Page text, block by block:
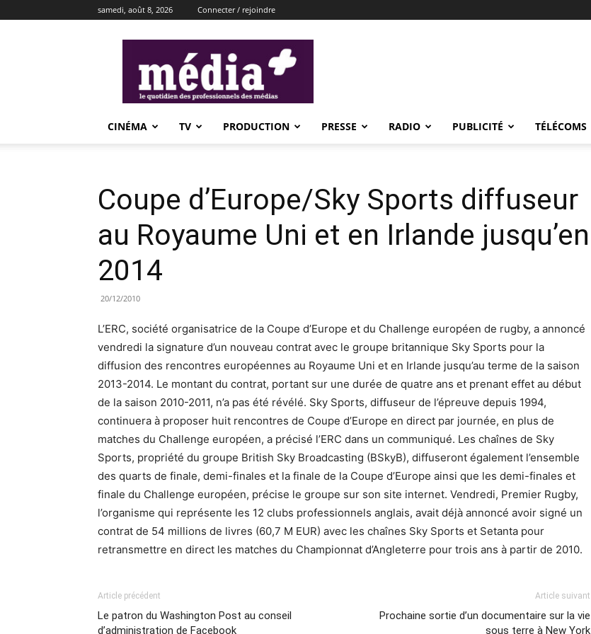
samedi, août 8, 2026 Connecter / rejoindre
CINÉMA TV PRODUCTION PRESSE RADIO PUBLICITÉ TÉLÉCOMS
Coupe d’Europe/Sky Sports diffuseur
au Royaume Uni et en Irlande jusqu’en
2014
20/12/2010
L’ERC, société organisatrice de la Coupe d’Europe et du Challenge européen de rugby, a annoncé
vendredi la signature d’un nouveau contrat avec le groupe britannique Sky Sports pour la
diffusion des rencontres européennes au Royaume Uni et en Irlande jusqu’au terme de la saison
2013-2014. Le montant du contrat, portant sur une durée de quatre ans et prenant effet au début
de la saison 2010-2011, n’a pas été révélé. Sky Sports, diffuseur de l’épreuve depuis 1994,
continuera à proposer huit rencontres de Coupe d’Europe en direct par journée, en plus de
matches du Challenge européen, a précisé l’ERC dans un communiqué. Les chaînes de Sky
Sports, propriété du groupe British Sky Broadcasting (BSkyB), diffuseront également l’ensemble
des quarts de finale, demi-finales et la finale de la Coupe d’Europe ainsi que les demi-finales et
finale du Challenge européen, précise le groupe sur son site internet. Vendredi, Premier Rugby,
l’organisme qui représente les 12 clubs professionnels anglais, avait déjà annoncé avoir signé un
contrat de 54 millions de livres (60,7 M EUR) avec les chaînes Sky Sports et Setanta pour
retransmettre en direct les matches du Championnat d’Angleterre pour trois ans à partir de 2010.
Article précédent
Le patron du Washington Post au conseil
d’administration de Facebook
Article suivant
Prochaine sortie d’un documentaire sur la vie
sous terre à New York